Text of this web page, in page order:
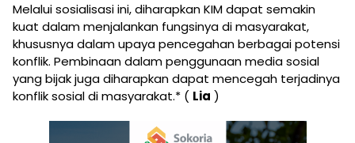
Melalui sosialisasi ini, diharapkan KIM dapat semakin
kuat dalam menjalankan fungsinya di masyarakat,
khususnya dalam upaya pencegahan berbagai potensi
konflik. Pembinaan dalam penggunaan media sosial
yang bijak juga diharapkan dapat mencegah terjadinya
konflik sosial di masyarakat.* ( Lia )